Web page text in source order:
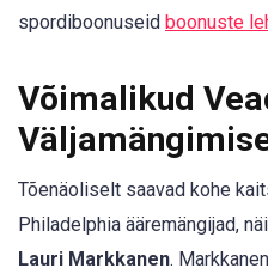
spordiboonuseid boonuste
Võimalikud
Tõenäoliselt saavad kohe
Philadelphia ääremängijad,
Lauri Markkanen.